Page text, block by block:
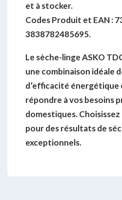
et à stocker.
Codes Produit et EAN :
3838782485695.
Le sèche-linge ASKO
une combinaison idéale
d’efficacité
répondre à vos besoins
domestiques. Choisissez
pour des résultats de
exceptionnels.